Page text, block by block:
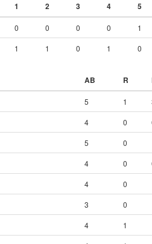
1 2 3 4
5
0 0 0 0 1
1 1 0 1 0
AB R
5 1
4 0
5 0
4 0
4 0
3 0
4 1